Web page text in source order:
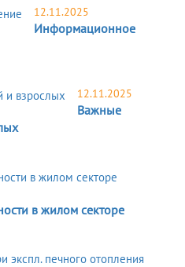
12.11.2025
Информационное
12.11.2025
Важные
в жилом секторе